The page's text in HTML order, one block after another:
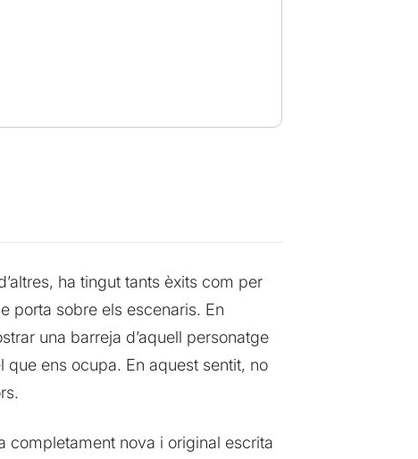
ha tingut tants èxits com per
porta sobre els escenaris. En
una barreja d’aquell personatge
que ens ocupa. En aquest sentit, no
completament nova i original escrita